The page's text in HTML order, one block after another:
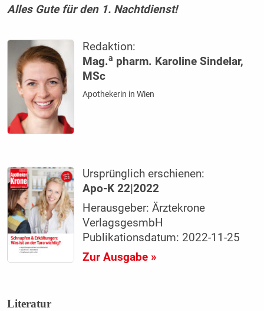
Alles Gute für den 1. Nachtdienst!
Redaktion:
Mag.a pharm. Karoline Sindelar,
MSc
Apothekerin in Wien
Ursprünglich erschienen:
Apo-K 22|2022
Herausgeber: Ärztekrone
VerlagsgesmbH
Publikationsdatum: 2022-11-25
Zur Ausgabe »
Literatur